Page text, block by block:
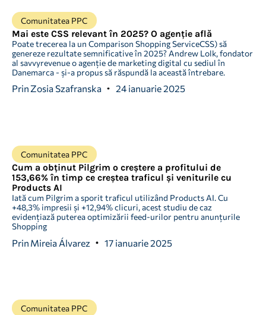
Comunitatea PPC
Mai este CSS relevant în 2025? O agenție află
Poate trecerea la un Comparison Shopping ServiceCSS) să
genereze rezultate semnificative în 2025? Andrew Lolk, fondator
al savvyrevenue o agenție de marketing digital cu sediul în
Danemarca - și-a propus să răspundă la această întrebare.
PrinZosia Szafranska 24 ianuarie 2025
Comunitatea PPC
Cum a obținut Pilgrim o creștere a profitului de
153,66% în timp ce creștea traficul și veniturile cu
Products AI
Iată cum Pilgrim a sporit traficul utilizând Products AI. Cu
+48,3% impresii și +12,94% clicuri, acest studiu de caz
evidențiază puterea optimizării feed-urilor pentru anunțurile
Shopping
Prin Mireia Álvarez 17 ianuarie 2025
Comunitatea PPC